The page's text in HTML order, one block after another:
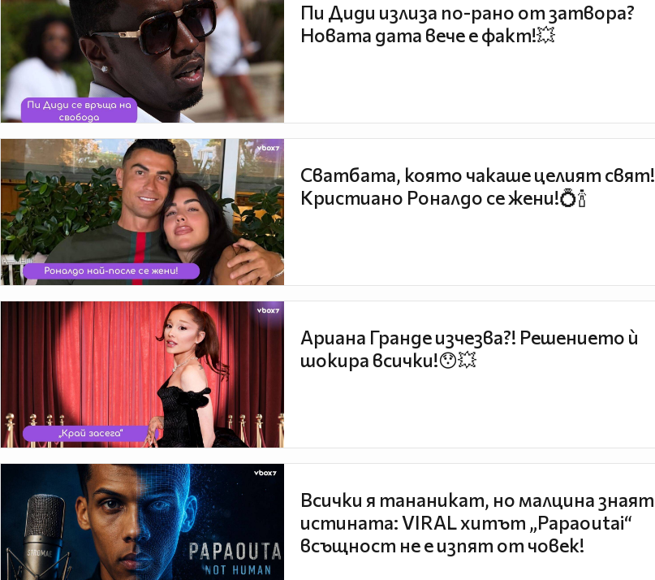
Пи Диди излиза по-рано от затвора?
Новата дата вече е факт!💥
Сватбата, която чакаше целият свят!
Кристиано Роналдо се жени!💍🍾
Ариана Гранде изчезва?! Решението ѝ
шокира всички!😯💥
Всички я тананикат, но малцина знаят
истината: VIRAL хитът „Papaoutai“
всъщност не е изпят от човек!